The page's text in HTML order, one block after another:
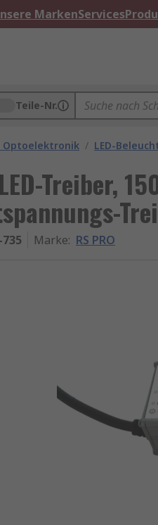
MarkenServices
Teile-Nr.
Optoelektronik / LED-
Treiber,
Marke: RS PRO